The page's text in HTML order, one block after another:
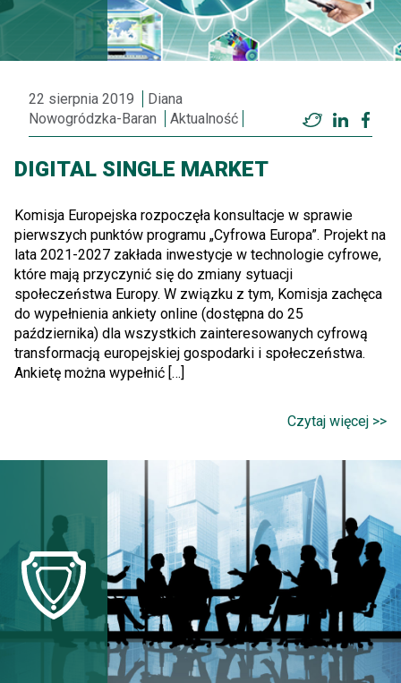
22 sierpnia 2019
Diana
Nowogródzka-Baran
Aktualność Twitter
DIGITAL SINGLE MARKET
Komisja Europejska rozpoczęła konsultacje w sprawie
pierwszych punktów programu „Cyfrowa Europa”. Projekt na
lata 2021-2027 zakłada inwestycje w technologie cyfrowe,
które mają przyczynić się do zmiany sytuacji
społeczeństwa Europy. W związku z tym, Komisja zachęca
do wypełnienia ankiety online (dostępna do 25
października) dla wszystkich zainteresowanych cyfrową
transformacją europejskiej gospodarki i społeczeństwa.
Ankietę można wypełnić […]
Czytaj więcej >>